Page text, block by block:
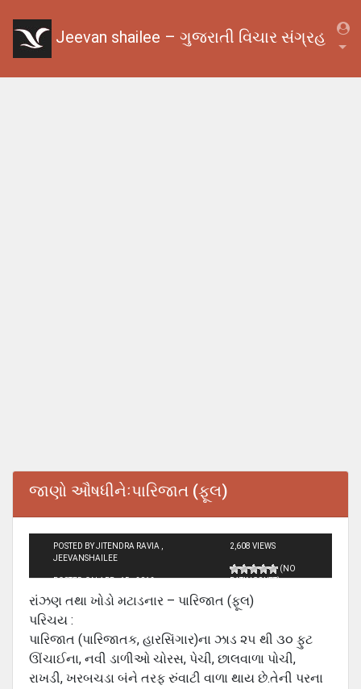
Jeevan shailee – ગુજરાતી વિચાર સંગ્રહ
જાણો ઔષધીનેઃપારિજાત (ફૂલ)
POSTED BY JITENDRA RAVIA ,
JEEVANSHAILEE
POSTED ON APR - 15 - 2012
2,608 VIEWS
(NO
RATINGS YET)
રાંઝણ તથા ખોડો મટાડનાર – પારિજાત (ફૂલ)
પરિચય :
પારિજાત (પારિજાતક, હારસિંગાર)ના ઝાડ ૨૫ થી ૩૦ ફુટ
ઊંચાઈના, નવી ડાળીઓ ચોરસ, પેચી, છાલવાળા પોચી,
રાખડી, ખરબચડા બંને તરફ રુંવાટી વાળા થાય છે.તેની પરના